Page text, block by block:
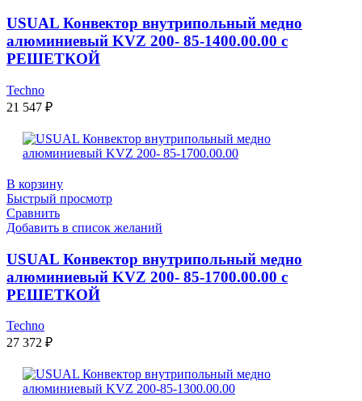
USUAL Конвектор внутрипольный медно
алюминиевый KVZ 200- 85-1400.00.00 с
РЕШЕТКОЙ
Techno
21 547 ₽
В корзину
Быстрый просмотр
Сравнить
Добавить в список желаний
USUAL Конвектор внутрипольный медно
алюминиевый KVZ 200- 85-1700.00.00 с
РЕШЕТКОЙ
Techno
27 372 ₽